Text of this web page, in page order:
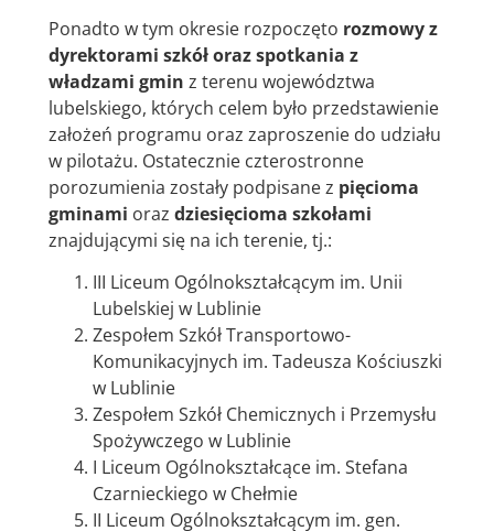
Ponadto w tym okresie rozpoczęto rozmowy z
dyrektorami szkół oraz spotkania z
władzami gmin z terenu województwa
lubelskiego, których celem było przedstawienie
założeń programu oraz zaproszenie do udziału
w pilotażu. Ostatecznie czterostronne
porozumienia zostały podpisane z pięcioma
gminami oraz dziesięcioma szkołami
znajdującymi się na ich terenie, tj.:
III Liceum Ogólnokształcącym im. Unii
Lubelskiej w Lublinie
Zespołem Szkół Transportowo-
Komunikacyjnych im. Tadeusza Kościuszki
w Lublinie
Zespołem Szkół Chemicznych i Przemysłu
Spożywczego w Lublinie
I Liceum Ogólnokształcące im. Stefana
Czarnieckiego w Chełmie
II Liceum Ogólnokształcącym im. gen.